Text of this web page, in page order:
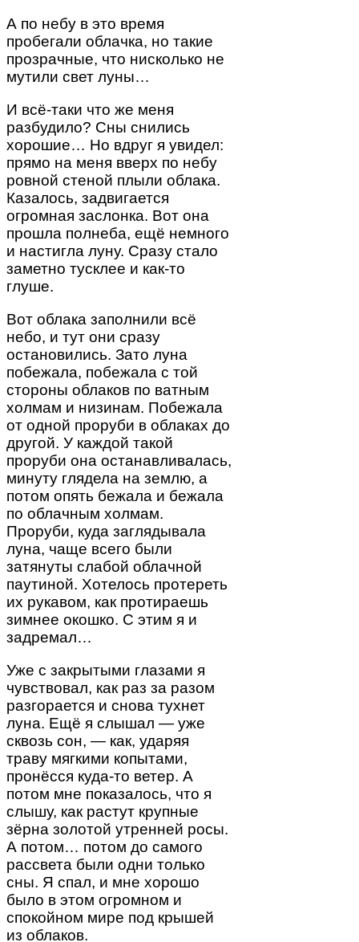
А по небу в это время
пробегали облачка, но такие
прозрачные, что нисколько не
мутили свет луны…
И всё-таки что же меня
разбудило? Сны снились
хорошие… Но вдруг я увидел:
прямо на меня вверх по небу
ровной стеной плыли облака.
Казалось, задвигается
огромная заслонка. Вот она
прошла полнеба, ещё немного
и настигла луну. Сразу стало
заметно тусклее и как-то
глуше.
Вот облака заполнили всё
небо, и тут они сразу
остановились. Зато луна
побежала, побежала с той
стороны облаков по ватным
холмам и низинам. Побежала
от одной проруби в облаках до
другой. У каждой такой
проруби она останавливалась,
минуту глядела на землю, а
потом опять бежала и бежала
по облачным холмам.
Проруби, куда заглядывала
луна, чаще всего были
затянуты слабой облачной
паутиной. Хотелось протереть
их рукавом, как протираешь
зимнее окошко. С этим я и
задремал…
Уже с закрытыми глазами я
чувствовал, как раз за разом
разгорается и снова тухнет
луна. Ещё я слышал — уже
сквозь сон, — как, ударяя
траву мягкими копытами,
пронёсся куда-то ветер. А
потом мне показалось, что я
слышу, как растут крупные
зёрна золотой утренней росы.
А потом… потом до самого
рассвета были одни только
сны. Я спал, и мне хорошо
было в этом огромном и
спокойном мире под крышей
из облаков.